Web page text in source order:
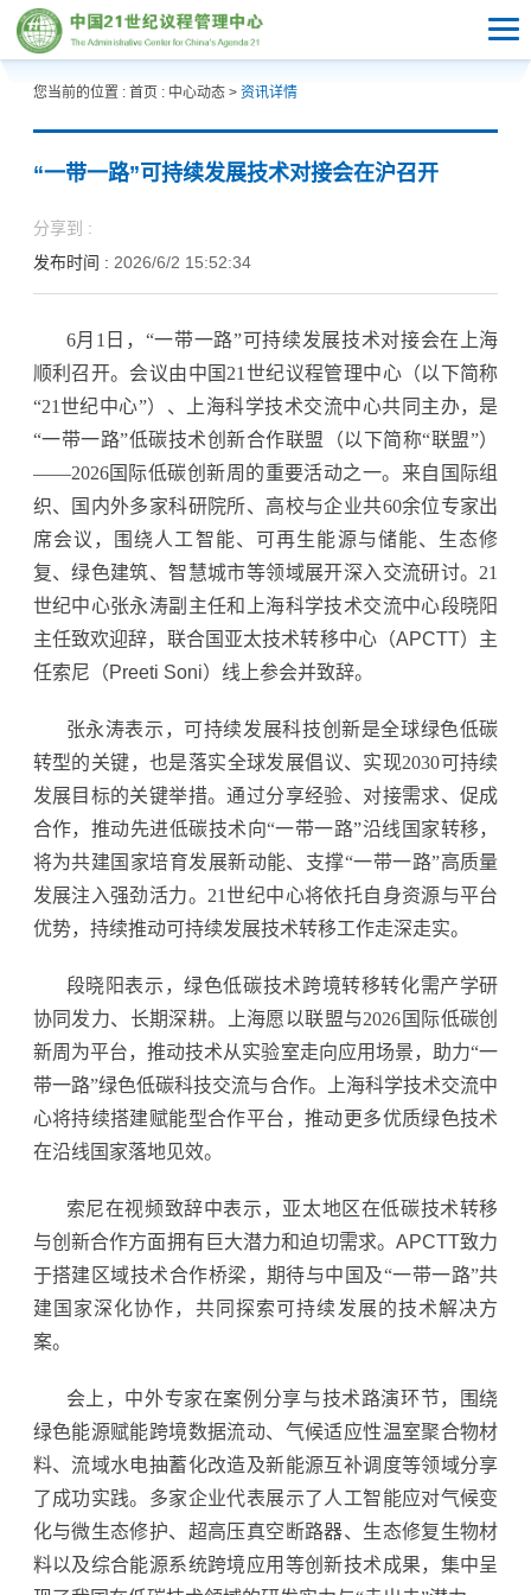
您当前的位置 : 首页 : 中心动态> 资讯详情
“一带一路”可持续发展技术对接会在沪召开
分享到 :
发布时间 : 2026/6/2 15:52:34
6月1日，“一带一路”可持续发展技术对接会在上海
顺利召开。会议由中国21世纪议程管理中心（以下简称
“21世纪中心”）、上海科学技术交流中心共同主办，是
“一带一路”低碳技术创新合作联盟（以下简称“联盟”）
——2026国际低碳创新周的重要活动之一。来自国际组
织、国内外多家科研院所、高校与企业共60余位专家出
席会议，围绕人工智能、可再生能源与储能、生态修
复、绿色建筑、智慧城市等领域展开深入交流研讨。21
世纪中心张永涛副主任和上海科学技术交流中心段晓阳
主任致欢迎辞，联合国亚太技术转移中心 （APCTT） 主
任索尼 （Preeti Soni） 线上参会并致辞。
张永涛表示，可持续发展科技创新是全球绿色低碳
转型的关键，也是落实全球发展倡议、实现2030可持续
发展目标的关键举措。通过分享经验、对接需求、促成
合作，推动先进低碳技术向“一带一路”沿线国家转移，
将为共建国家培育发展新动能、支撑“一带一路”高质量
发展注入强劲活力。21世纪中心将依托自身资源与平台
优势，持续推动可持续发展技术转移工作走深走实。
段晓阳表示，绿色低碳技术跨境转移转化需产学研
协同发力、长期深耕。上海愿以联盟与2026国际低碳创
新周为平台，推动技术从实验室走向应用场景，助力“一
带一路”绿色低碳科技交流与合作。上海科学技术交流中
心将持续搭建赋能型合作平台，推动更多优质绿色技术
在沿线国家落地见效。
索尼在视频致辞中表示，亚太地区在低碳技术转移
与创新合作方面拥有巨大潜力和迫切需求。APCTT致力
于搭建区域技术合作桥梁，期待与中国及“一带一路”共
建国家深化协作，共同探索可持续发展的技术解决方
案。
会上，中外专家在案例分享与技术路演环节，围绕
绿色能源赋能跨境数据流动、气候适应性温室聚合物材
料、流域水电抽蓄化改造及新能源互补调度等领域分享
了成功实践。多家企业代表展示了人工智能应对气候变
化与微生态修护、超高压真空断路器、生态修复生物材
料以及综合能源系统跨境应用等创新技术成果，集中呈